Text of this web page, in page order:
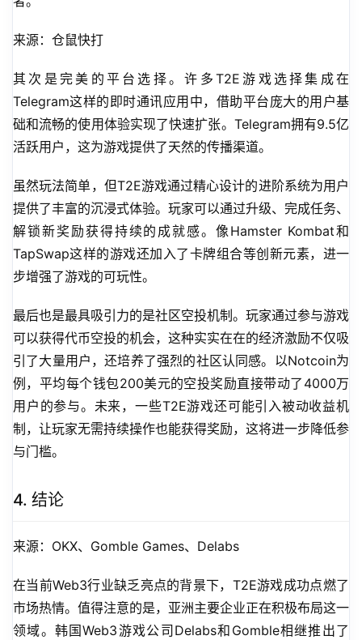
来源：仓鼠快打
其次是完美的平台选择。许多T2E游戏选择集成在
Telegram这样的即时通讯应用中，借助平台庞大的用户基
础和流畅的使用体验实现了快速扩张。Telegram拥有9.5亿
活跃用户，这为游戏提供了天然的传播渠道。
虽然玩法简单，但T2E游戏通过精心设计的进阶系统为用户
提供了丰富的沉浸式体验。玩家可以通过升级、完成任务、
解锁新奖励获得持续的成就感。像Hamster Kombat和
TapSwap这样的游戏还加入了卡牌组合等创新元素，进一
步增强了游戏的可玩性。
最后也是最具吸引力的是社区空投机制。玩家通过参与游戏
可以获得代币空投的机会，这种实实在在的经济激励不仅吸
引了大量用户，还培养了强烈的社区认同感。以Notcoin为
例，平均每个钱包200美元的空投奖励直接带动了4000万
用户的参与。未来，一些T2E游戏还可能引入被动收益机
制，让玩家无需持续操作也能获得奖励，这将进一步降低参
与门槛。
4. 结论
来源：OKX、Gomble Games、Delabs
在当前Web3行业缺乏亮点的背景下，T2E游戏成功点燃了
市场热情。值得注意的是，亚洲主要企业正在积极布局这一
领域。韩国Web3游戏公司Delabs和Gomble相继推出了